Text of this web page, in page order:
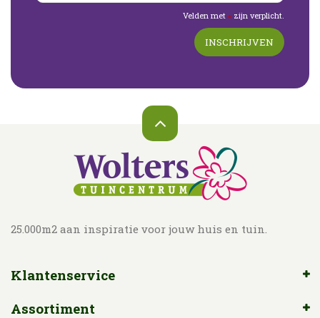
Velden met * zijn verplicht.
25.000m2 aan inspiratie voor jouw huis en tuin.
Klantenservice
Assortiment